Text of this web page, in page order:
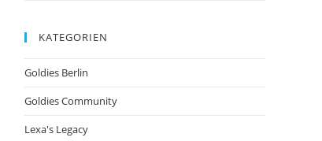
KATEGORIEN
Goldies Berlin
Goldies Community
Lexa's Legacy